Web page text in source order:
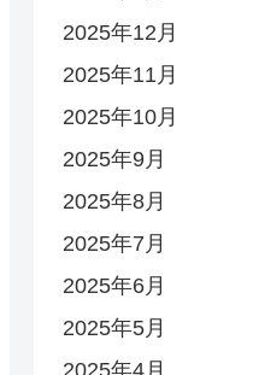
2025年12月
2025年11月
2025年10月
2025年9月
2025年8月
2025年7月
2025年6月
2025年5月
2025年4月